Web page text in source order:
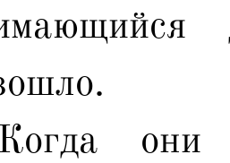
они